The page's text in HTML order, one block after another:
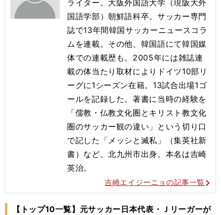
ライター。大阪外国語大学（現阪大外
国語学部）朝鮮語科卒。サッカー専門
誌で13年間韓国サッカーニュースコラ
ムを連載。その他、韓国語にて韓国媒
体での連載歴も。2005年には雑誌連
載の体当たり取材によりドイツ10部リ
ーグに1シーズン在籍。13試合出場1ゴ
ールを記録した。著書に当時の経験を
「儒教・仏教文化圏とキリスト教文化
圏のサッカー観の違い」という切り口
で記した「メッシと滅私」（集英社新
書）など。北九州市出身。本名は吉崎
英治。
吉崎エイジーニョの記事一覧
【トップ10一覧】元サッカー日本代表・Ｊリーガーが